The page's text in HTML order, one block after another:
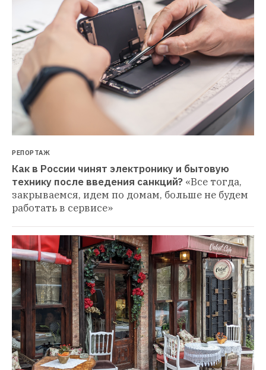
РЕПОРТАЖ
Как в России чинят электронику и бытовую
технику после введения санкций? «Все тогда,
закрываемся, идем по домам, больше не будем
работать в сервисе»